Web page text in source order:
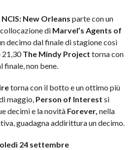
NCIS: New Orleans parte con un
di Marvel’s Agents of
decimo dal finale di stagione così
21,30The Mindy Project torna con
finale, non bene.
torna con il botto e un ottimo più
maggio, Person of Interest si
decimi e la novitàForever, nella
guadagna addirittura un decimo.
24 settembre